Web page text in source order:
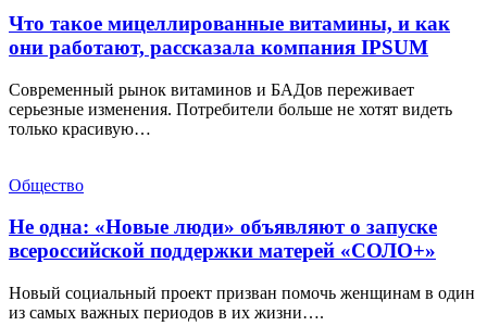
Что такое мицеллированные витамины, и как
они работают, рассказала компания IPSUM
Современный рынок витаминов и БАДов переживает
серьезные изменения. Потребители больше не хотят видеть
только красивую…
Общество
Не одна: «Новые люди» объявляют о запуске
всероссийской поддержки матерей «СОЛО+»
Новый социальный проект призван помочь женщинам в один
из самых важных периодов в их жизни….